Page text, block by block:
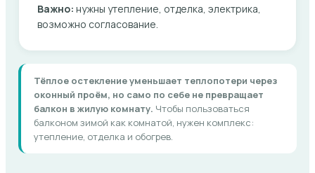
Важно: нужны утепление, отделка, электрика,
возможно согласование.
Тёплое остекление уменьшает теплопотери через
оконный проём, но само по себе не превращает
балкон в жилую комнату. Чтобы пользоваться
балконом зимой как комнатой, нужен комплекс:
утепление, отделка и обогрев.